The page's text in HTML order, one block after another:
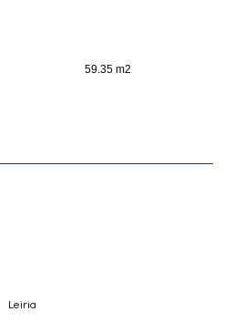
59.35 m2
Leiria